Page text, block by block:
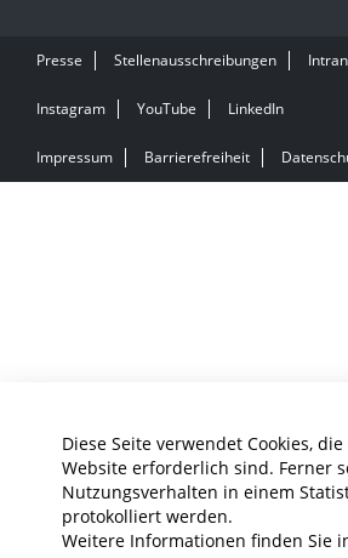
Diese Seite verwendet Cookies,
Website erforderlich sind. Ferner
Nutzungsverhalten in einem
protokolliert werden.
Weitere Informationen finden Sie
Presse Stellenausschreibungen
Instagram YouTube LinkedIn
Impressum Barrierefreiheit